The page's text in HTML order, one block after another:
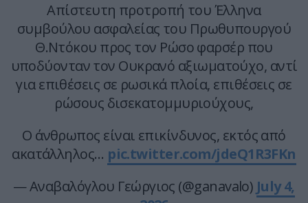
Απίστευτη προτροπή του Έλληνα
συμβούλου ασφαλείας του Πρωθυπουργού
Θ.Ντόκου προς τον Ρώσο φαρσέρ που
υποδύονταν τον Ουκρανό αξιωματούχο, αντί
για επιθέσεις σε ρωσικά πλοία, επιθέσεις σε
ρώσους δισεκατομμυριούχους,
Ο άνθρωπος είναι επικίνδυνος, εκτός από
ακατάλληλος… pic.twitter.com/jdeQ1R3FKn
— Αναβαλόγλου Γεώργιος (@ganavalo) July 4,